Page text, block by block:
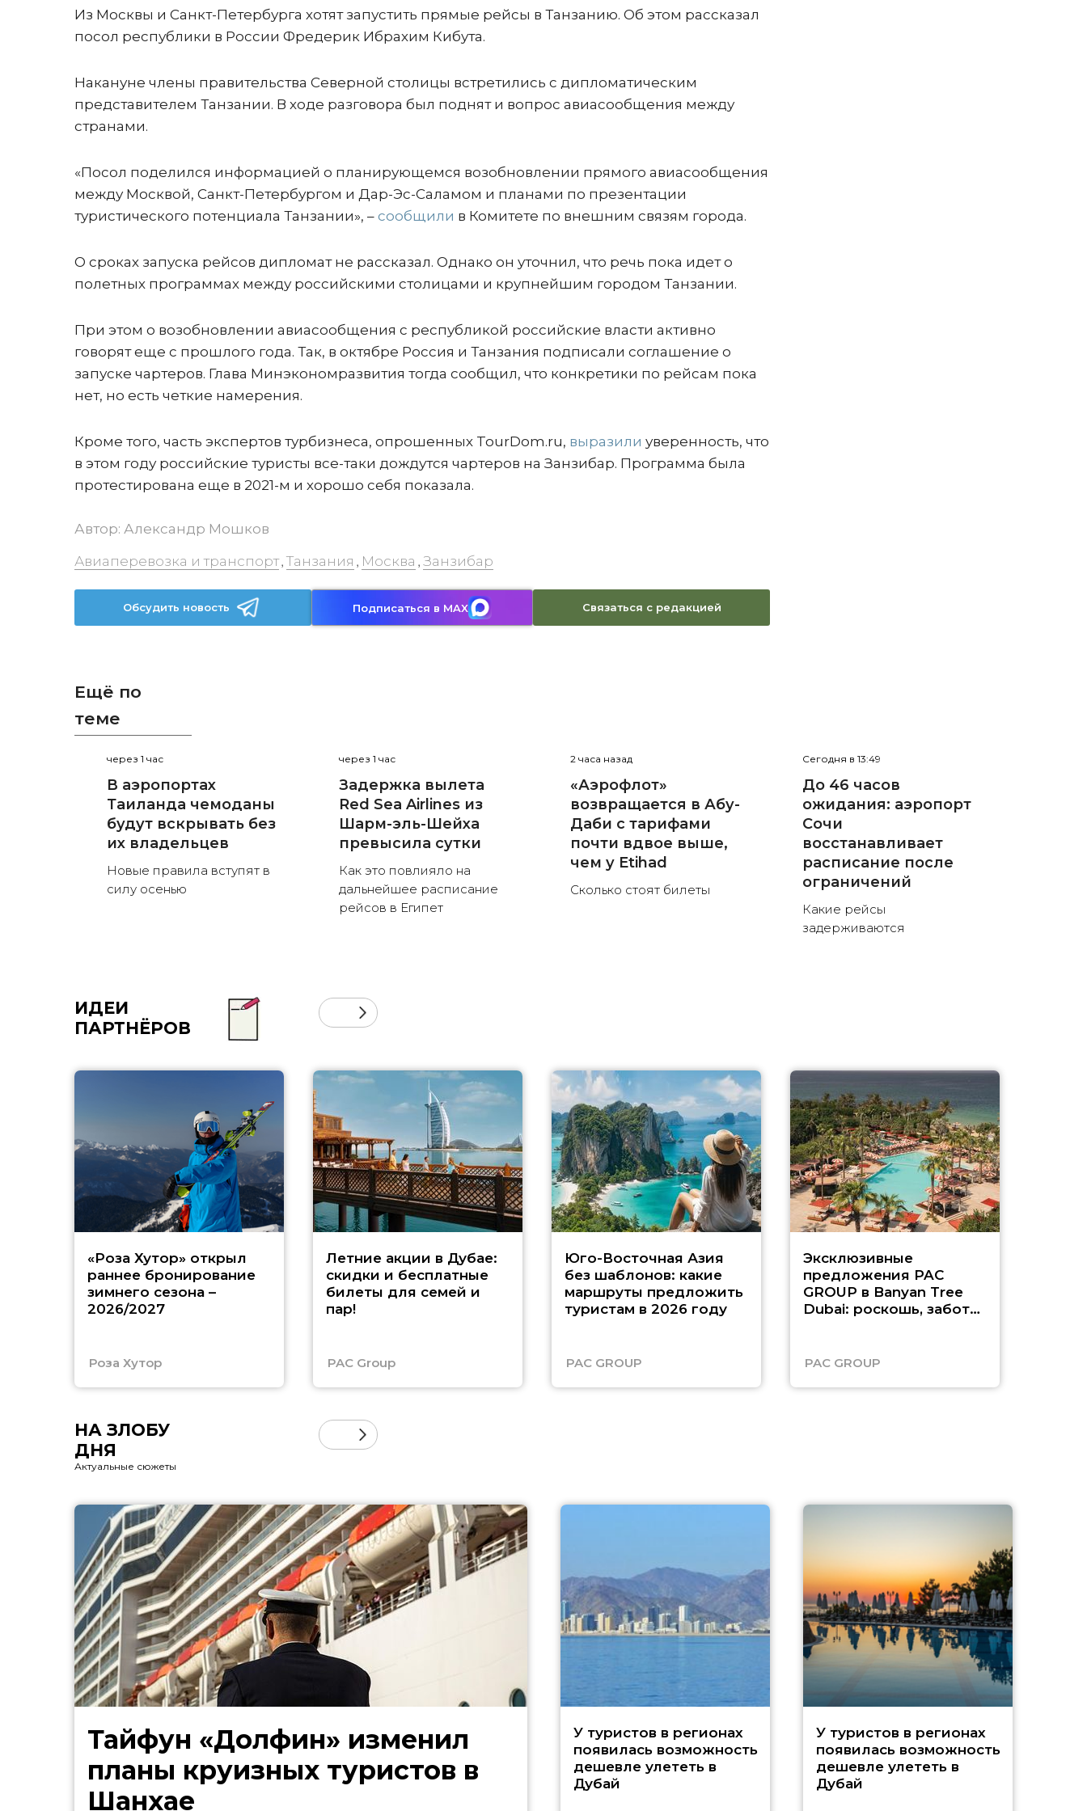
Из Москвы и Санкт-Петербурга хотят запустить прямые рейсы в Танзанию. Об этом рассказал
посол республики в России Фредерик Ибрахим Кибута.
Накануне члены правительства Северной столицы встретились с дипломатическим
представителем Танзании. В ходе разговора был поднят и вопрос авиасообщения между
странами.
«Посол поделился информацией о планирующемся возобновлении прямого авиасообщения
между Москвой, Санкт-Петербургом и Дар-Эс-Саламом и планами по презентации
туристического потенциала Танзании», – сообщили в Комитете по внешним связям города.
О сроках запуска рейсов дипломат не рассказал. Однако он уточнил, что речь пока идет о
полетных программах между российскими столицами и крупнейшим городом Танзании.
При этом о возобновлении авиасообщения с республикой российские власти активно
говорят еще с прошлого года. Так, в октябре Россия и Танзания подписали соглашение о
запуске чартеров. Глава Минэкономразвития тогда сообщил, что конкретики по рейсам пока
нет, но есть четкие намерения.
Кроме того, часть экспертов турбизнеса, опрошенных TourDom.ru, выразили уверенность, что
в этом году российские туристы все-таки дождутся чартеров на Занзибар. Программа была
протестирована еще в 2021-м и хорошо себя показала.
Автор: Александр Мошков
Авиаперевозка и транспорт, Танзания , Москва , Занзибар
Обсудить новость Подписаться в MAX Связаться с редакцией
Ещё по
теме
через 1 час
В аэропортах
Таиланда чемоданы
будут вскрывать без
их владельцев
Новые правила вступят в
силу осенью
через 1 час
Задержка вылета
Red Sea Airlines из
Шарм-эль-Шейха
превысила сутки
Как это повлияло на
дальнейшее расписание
рейсов в Египет
2 часа назад
«Аэрофлот»
возвращается в Абу-
Даби с тарифами
почти вдвое выше,
чем у Etihad
Сколько стоят билеты
Сегодня в 13:49
До 46 часов
ожидания: аэропорт
Сочи
восстанавливает
расписание после
ограничений
Какие рейсы
задерживаются
ИДЕИ
ПАРТНЁРОВ
«Роза Хутор» открыл
раннее бронирование
зимнего сезона –
2026/2027
Роза Хутор
Летние акции в Дубае:
скидки и бесплатные
билеты для семей и
пар!
PAC Group
Юго-Восточная Азия
без шаблонов: какие
маршруты предложить
туристам в 2026 году
PAC GROUP
Эксклюзивные
предложения PAC
GROUP в Banyan Tree
Dubai: роскошь, забота
PAC GROUP
НА ЗЛОБУ
ДНЯ
Актуальные сюжеты
Тайфун «Долфин» изменил
планы круизных туристов в
Шанхае
У туристов в регионах
появилась возможность
дешевле улететь в
Дубай
У туристов в регионах
появилась возможность
дешевле улететь в
Дубай